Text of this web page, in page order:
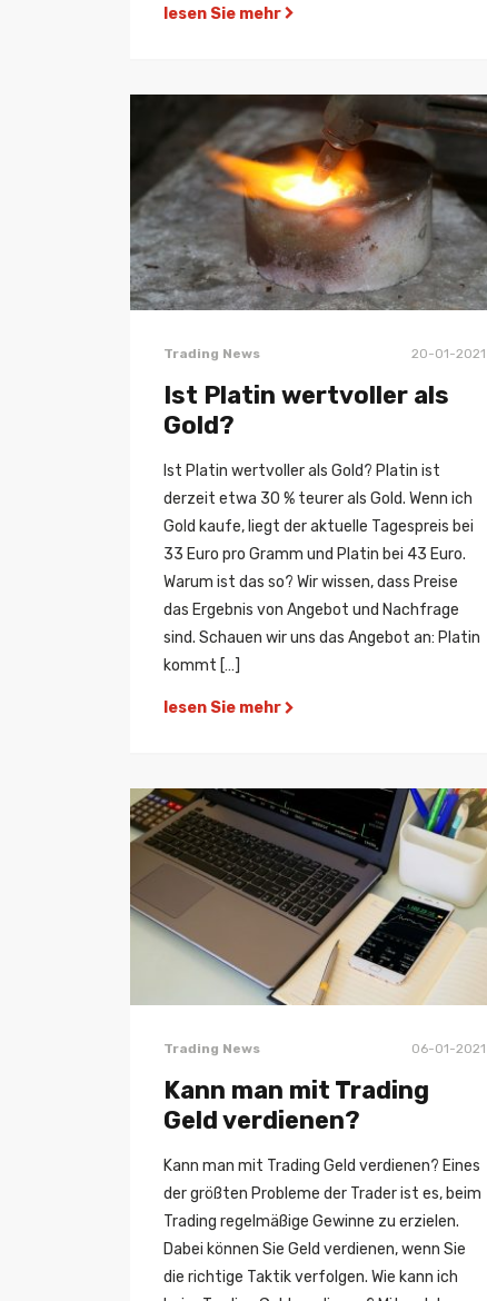
lesen Sie mehr
Trading News 20-01-2021
Ist Platin wertvoller als
Gold?
Ist Platin wertvoller als Gold? Platin ist
derzeit etwa 30 % teurer als Gold. Wenn ich
Gold kaufe, liegt der aktuelle Tagespreis bei
33 Euro pro Gramm und Platin bei 43 Euro.
Warum ist das so? Wir wissen, dass Preise
das Ergebnis von Angebot und Nachfrage
sind. Schauen wir uns das Angebot an: Platin
kommt […]
lesen Sie mehr
Trading News 06-01-2021
Kann man mit Trading
Geld verdienen?
Kann man mit Trading Geld verdienen? Eines
der größten Probleme der Trader ist es, beim
Trading regelmäßige Gewinne zu erzielen.
Dabei können Sie Geld verdienen, wenn Sie
die richtige Taktik verfolgen. Wie kann ich